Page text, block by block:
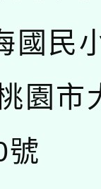
國民
園市
號